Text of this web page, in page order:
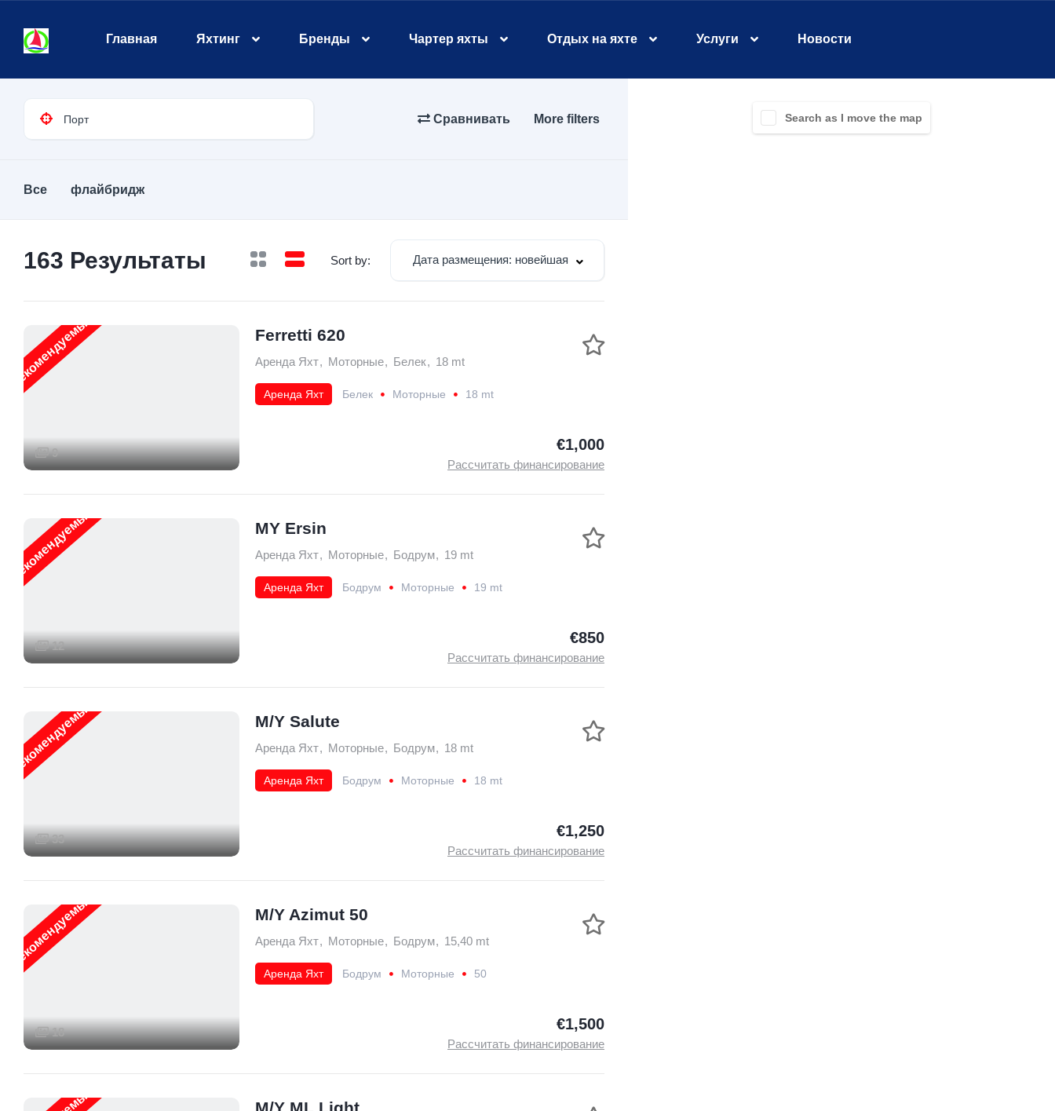
Главная Яхтинг Бренды Чартер яхты Отдых на яхте Услуги Новости
Сравнивать More filters
Все флайбридж
163 Результаты Sort by: Дата размещения: новейшая
Рекомендуемые
9
Ferretti 620
Аренда Яхт, Моторные, Белек, 18 mt
Аренда Яхт Белек Моторные 18 mt
€1,000
Рассчитать финансирование
Рекомендуемые
12
MY Ersin
Аренда Яхт, Моторные, Бодрум, 19 mt
Аренда Яхт Бодрум Моторные 19 mt
€850
Рассчитать финансирование
Рекомендуемые
33
M/Y Salute
Аренда Яхт, Моторные, Бодрум, 18 mt
Аренда Яхт Бодрум Моторные 18 mt
€1,250
Рассчитать финансирование
Рекомендуемые
18
M/Y Azimut 50
Аренда Яхт, Моторные, Бодрум, 15,40 mt
Аренда Яхт Бодрум Моторные
50
€1,500
Рассчитать финансирование
Search as I move the map